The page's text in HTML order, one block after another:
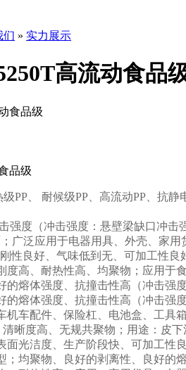
们 » 实力展示
高流动食品
品级
PP、 耐候级PP、高流动PP、抗
强度（冲击强度：悬壁梁缺口冲
广泛应用于电器用具、外壳、家用
性良好、气味低到无、可加工性
度高、耐热性高、均聚物；应用于
的熔体强度、抗撞击性高（冲击
的熔体强度、抗撞击性高（冲击强
机车配件、保险杠、电池盒、工具
清晰度高、无规共聚物；用途：皮
面光洁度、生产阶段快、可加工性
；均聚物、良好的剥离性、良好的